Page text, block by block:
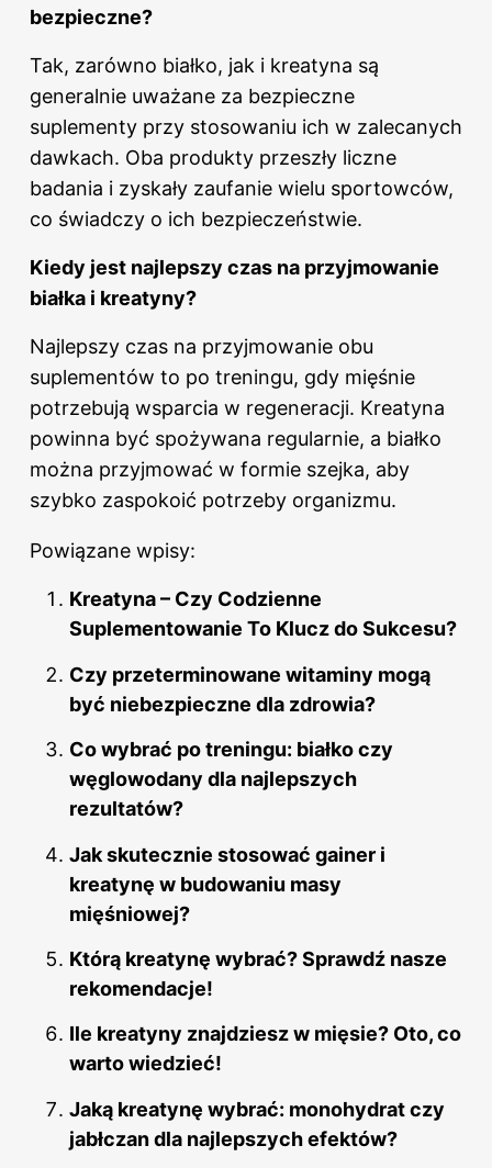
bezpieczne?
Tak, zarówno białko, jak i kreatyna są
generalnie uważane za bezpieczne
suplementy przy stosowaniu ich w zalecanych
dawkach. Oba produkty przeszły liczne
badania i zyskały zaufanie wielu sportowców,
co świadczy o ich bezpieczeństwie.
Kiedy jest najlepszy czas na przyjmowanie
białka i kreatyny?
Najlepszy czas na przyjmowanie obu
suplementów to po treningu, gdy mięśnie
potrzebują wsparcia w regeneracji. Kreatyna
powinna być spożywana regularnie, a białko
można przyjmować w formie szejka, aby
szybko zaspokoić potrzeby organizmu.
Powiązane wpisy:
Kreatyna – Czy Codzienne
Suplementowanie To Klucz do Sukcesu?
Czy przeterminowane witaminy mogą
być niebezpieczne dla zdrowia?
Co wybrać po treningu: białko czy
węglowodany dla najlepszych
rezultatów?
Jak skutecznie stosować gainer i
kreatynę w budowaniu masy
mięśniowej?
Którą kreatynę wybrać? Sprawdź nasze
rekomendacje!
Ile kreatyny znajdziesz w mięsie? Oto, co
warto wiedzieć!
Jaką kreatynę wybrać: monohydrat czy
jabłczan dla najlepszych efektów?